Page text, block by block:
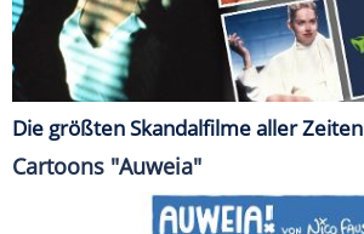
Die größten Skandalfilme aller Zeiten
Cartoons "Auweia"